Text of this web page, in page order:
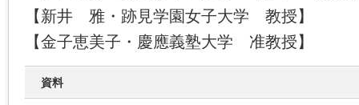
【新井 雅・跡見学園女子大学 教授】
【金子恵美子・慶應義塾大学 准教授】
資料